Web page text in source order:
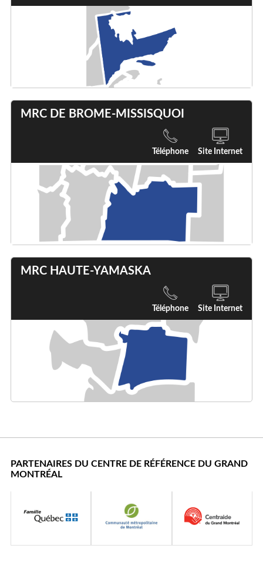
MRC DE BROME-MISSISQUOI
Téléphone Site Internet
MRC HAUTE-YAMASKA
Téléphone Site Internet
PARTENAIRES DU CENTRE DE RÉFÉRENCE DU GRAND
MONTRÉAL